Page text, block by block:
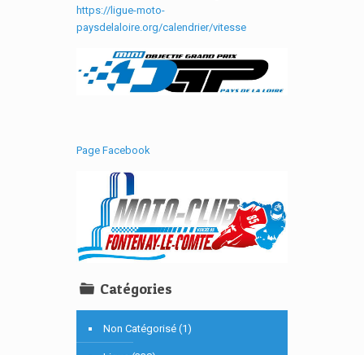
https://ligue-moto-
paysdelaloire.org/calendrier/vitesse
Page Facebook
Catégories
Non Catégorisé (1)